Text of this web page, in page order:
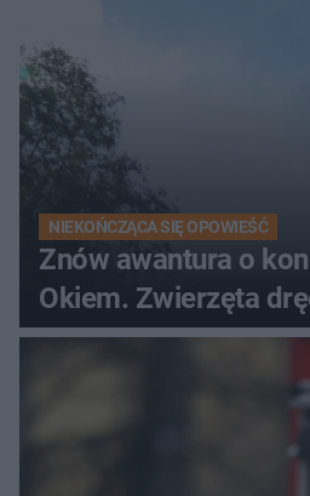
NIEKOŃCZĄCA SIĘ OPOWIEŚĆ
Znów awantura o
Okiem. Zwierzęta